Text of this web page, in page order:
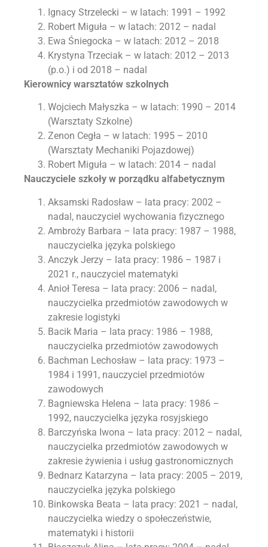
Ignacy Strzelecki – w latach: 1991 – 1992
Robert Miguła – w latach: 2012 – nadal
Ewa Śniegocka – w latach: 2012 – 2018
Krystyna Trzeciak – w latach: 2012 – 2013
(p.o.) i od 2018 – nadal
Kierownicy warsztatów szkolnych
Wojciech Małyszka – w latach: 1990 – 2014
(Warsztaty Szkolne)
Zenon Cegła – w latach: 1995 – 2010
(Warsztaty Mechaniki Pojazdowej)
Robert Miguła – w latach: 2014 – nadal
Nauczyciele szkoły w porządku alfabetycznym
Aksamski Radosław – lata pracy: 2002 –
nadal, nauczyciel wychowania fizycznego
Ambroży Barbara – lata pracy: 1987 – 1988,
nauczycielka języka polskiego
Anczyk Jerzy – lata pracy: 1986 – 1987 i
2021 r., nauczyciel matematyki
Anioł Teresa – lata pracy: 2006 – nadal,
nauczycielka przedmiotów zawodowych w
zakresie logistyki
Bacik Maria – lata pracy: 1986 – 1988,
nauczycielka przedmiotów zawodowych
Bachman Lechosław – lata pracy: 1973 –
1984 i 1991, nauczyciel przedmiotów
zawodowych
Bagniewska Helena – lata pracy: 1986 –
1992, nauczycielka języka rosyjskiego
Barczyńska Iwona – lata pracy: 2012 – nadal,
nauczycielka przedmiotów zawodowych w
zakresie żywienia i usług gastronomicznych
Bednarz Katarzyna – lata pracy: 2005 – 2019,
nauczycielka języka polskiego
Binkowska Beata – lata pracy: 2021 – nadal,
nauczycielka wiedzy o społeczeństwie,
matematyki i historii